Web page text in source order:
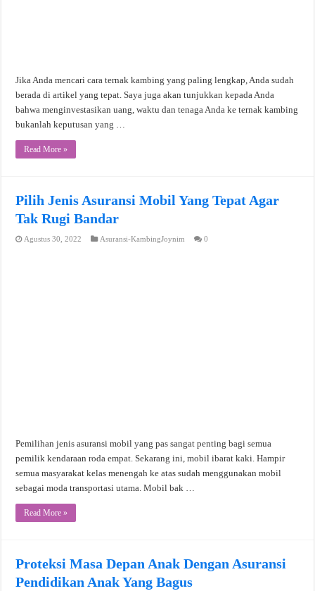
Jika Anda mencari cara ternak kambing yang paling lengkap, Anda sudah
berada di artikel yang tepat. Saya juga akan tunjukkan kepada Anda
bahwa menginvestasikan uang, waktu dan tenaga Anda ke ternak kambing
bukanlah keputusan yang …
Read More »
Pilih Jenis Asuransi Mobil Yang Tepat Agar
Tak Rugi Bandar
Agustus 30, 2022 Asuransi-KambingJoynim 0
Pemilihan jenis asuransi mobil yang pas sangat penting bagi semua
pemilik kendaraan roda empat. Sekarang ini, mobil ibarat kaki. Hampir
semua masyarakat kelas menengah ke atas sudah menggunakan mobil
sebagai moda transportasi utama. Mobil bak …
Read More »
Proteksi Masa Depan Anak Dengan Asuransi
Pendidikan Anak Yang Bagus